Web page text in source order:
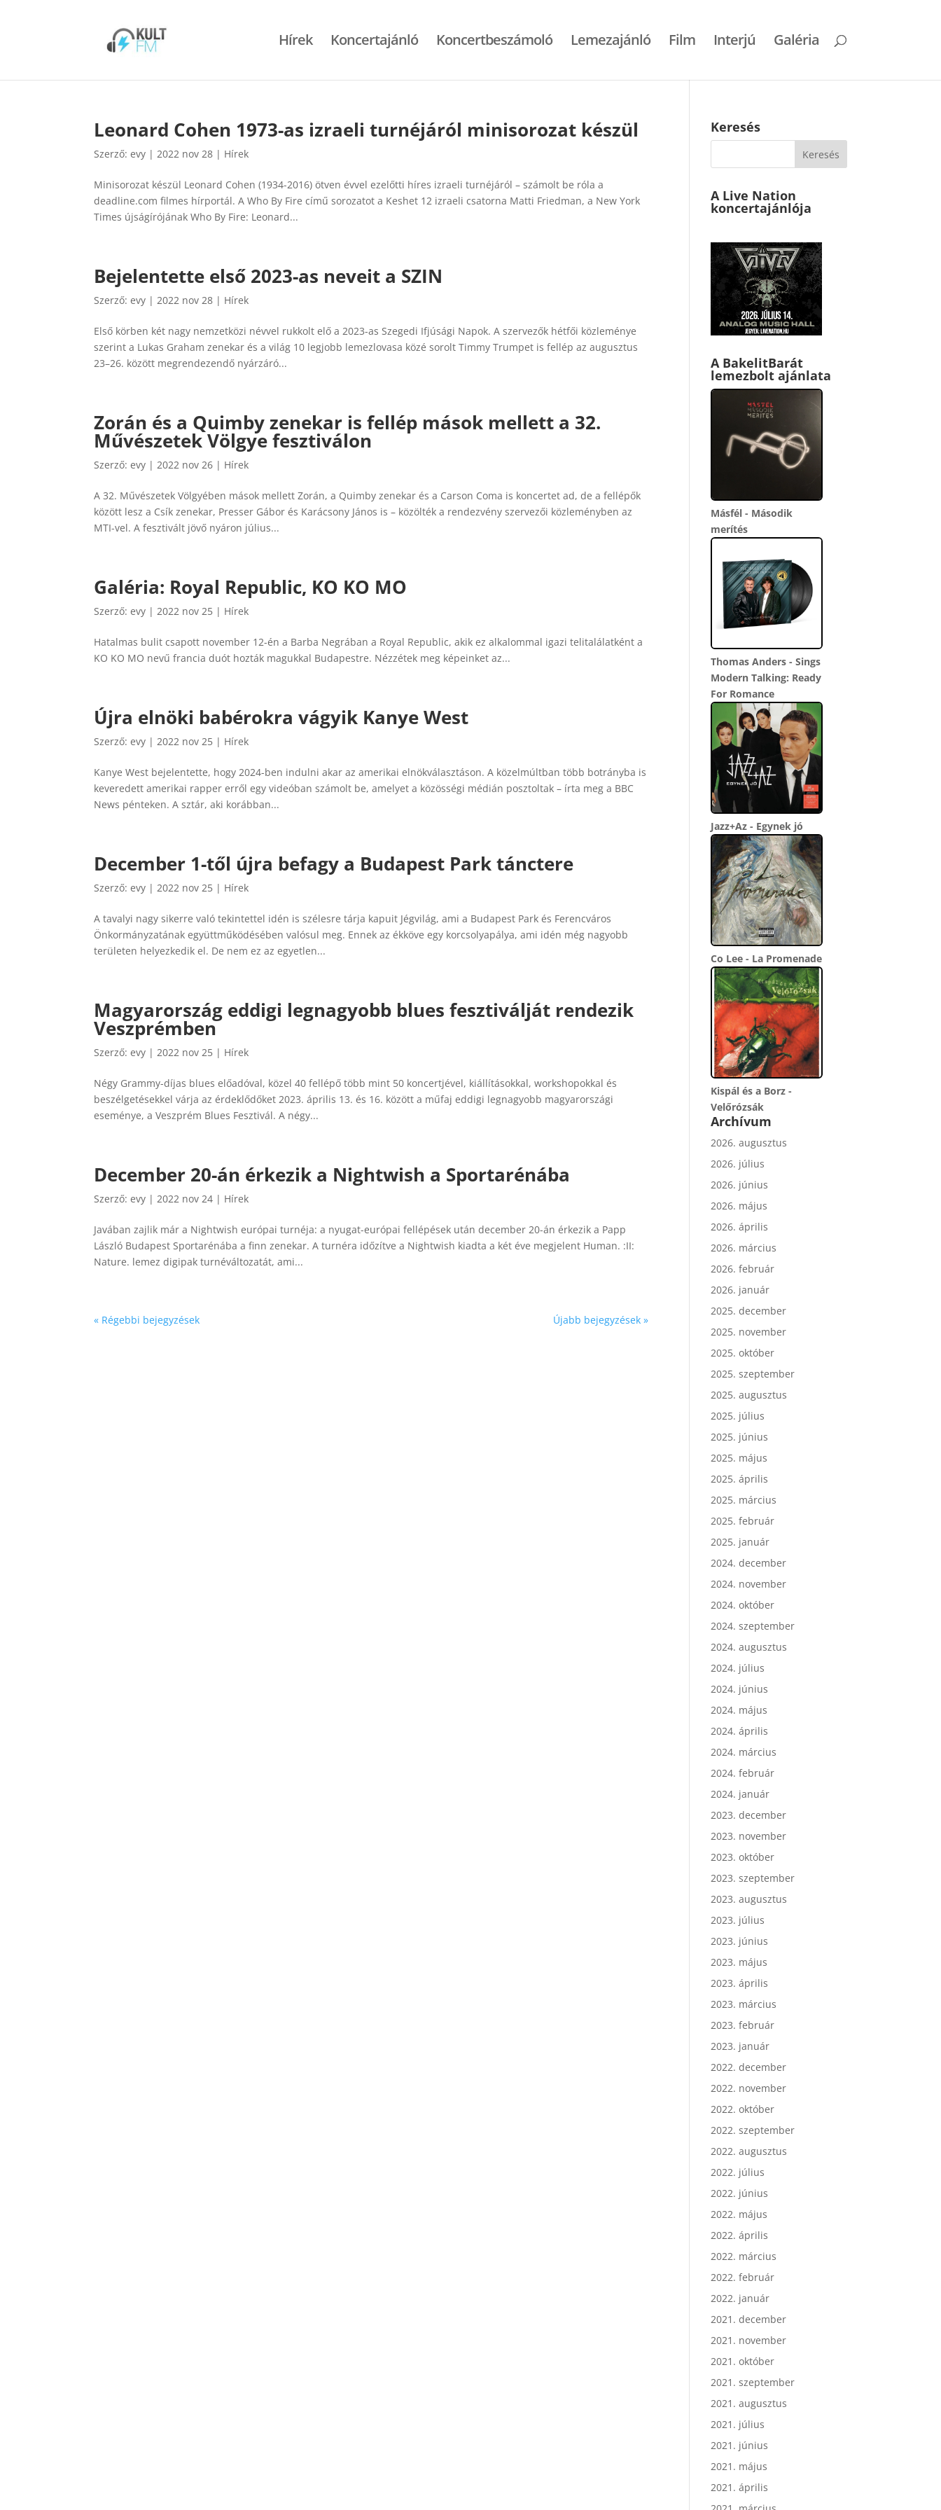
Hírek Koncertajánló Koncertbeszámoló Lemezajánló Film Interjú Galéria
Leonard Cohen 1973-as izraeli turnéjáról minisorozat készül
Szerző:evy |2022 nov 28 | Hírek
Minisorozat készül Leonard Cohen (1934-2016) ötven évvel ezelőtti híres izraeli turnéjáról – számolt be róla a
deadline.com filmes hírportál. A Who By Fire című sorozatot a Keshet 12 izraeli csatorna Matti Friedman, a New York
Times újságírójának Who By Fire: Leonard...
Bejelentette első 2023-as neveit a SZIN
Szerző:evy |2022 nov 28 | Hírek
Első körben két nagy nemzetközi névvel rukkolt elő a 2023-as Szegedi Ifjúsági Napok. A szervezők hétfői közleménye
szerint a Lukas Graham zenekar és a világ 10 legjobb lemezlovasa közé sorolt Timmy Trumpet is fellép az augusztus
23–26. között megrendezendő nyárzáró...
Zorán és a Quimby zenekar is fellép mások mellett a 32.
Művészetek Völgye fesztiválon
Szerző:evy |2022 nov 26 | Hírek
A 32. Művészetek Völgyében mások mellett Zorán, a Quimby zenekar és a Carson Coma is koncertet ad, de a fellépők
között lesz a Csík zenekar, Presser Gábor és Karácsony János is – közölték a rendezvény szervezői közleményben az
MTI-vel. A fesztivált jövő nyáron július...
Galéria: Royal Republic, KO KO MO
Szerző:evy |2022 nov 25 | Hírek
Hatalmas bulit csapott november 12-én a Barba Negrában a Royal Republic, akik ez alkalommal igazi telitalálatként a
KO KO MO nevű francia duót hozták magukkal Budapestre. Nézzétek meg képeinket az...
Újra elnöki babérokra vágyik Kanye West
Szerző:evy |2022 nov 25 | Hírek
Kanye West bejelentette, hogy 2024-ben indulni akar az amerikai elnökválasztáson. A közelmúltban több botrányba is
keveredett amerikai rapper erről egy videóban számolt be, amelyet a közösségi médián posztoltak – írta meg a BBC
News pénteken. A sztár, aki korábban...
December 1-től újra befagy a Budapest Park tánctere
Szerző:evy |2022 nov 25 | Hírek
A tavalyi nagy sikerre való tekintettel idén is szélesre tárja kapuit Jégvilág, ami a Budapest Park és Ferencváros
Önkormányzatának együttműködésében valósul meg. Ennek az ékköve egy korcsolyapálya, ami idén még nagyobb
területen helyezkedik el. De nem ez az egyetlen...
Magyarország eddigi legnagyobb blues fesztiválját rendezik
Veszprémben
Szerző:evy |2022 nov 25 | Hírek
Négy Grammy-díjas blues előadóval, közel 40 fellépő több mint 50 koncertjével, kiállításokkal, workshopokkal és
beszélgetésekkel várja az érdeklődőket 2023. április 13. és 16. között a műfaj eddigi legnagyobb magyarországi
eseménye, a Veszprém Blues Fesztivál. A négy...
December 20-án érkezik a Nightwish a Sportarénába
Szerző:evy |2022 nov 24 | Hírek
Javában zajlik már a Nightwish európai turnéja: a nyugat-európai fellépések után december 20-án érkezik a Papp
László Budapest Sportarénába a finn zenekar. A turnéra időzítve a Nightwish kiadta a két éve megjelent Human. :II:
Nature. lemez digipak turnéváltozatát, ami...
« Régebbi bejegyzések Újabb bejegyzések »
Keresés
A Live Nation
koncertajánlója
A BakelitBarát
lemezbolt ajánlata
Másfél - Második
merítés
Thomas Anders - Sings
Modern Talking: Ready
For Romance
Jazz+Az - Egynek jó
Co Lee - La Promenade
Kispál és a Borz -
Velőrózsák
Archívum
2026. augusztus
2026. július
2026. június
2026. május
2026. április
2026. március
2026. február
2026. január
2025. december
2025. november
2025. október
2025. szeptember
2025. augusztus
2025. július
2025. június
2025. május
2025. április
2025. március
2025. február
2025. január
2024. december
2024. november
2024. október
2024. szeptember
2024. augusztus
2024. július
2024. június
2024. május
2024. április
2024. március
2024. február
2024. január
2023. december
2023. november
2023. október
2023. szeptember
2023. augusztus
2023. július
2023. június
2023. május
2023. április
2023. március
2023. február
2023. január
2022. december
2022. november
2022. október
2022. szeptember
2022. augusztus
2022. július
2022. június
2022. május
2022. április
2022. március
2022. február
2022. január
2021. december
2021. november
2021. október
2021. szeptember
2021. augusztus
2021. július
2021. június
2021. május
2021. április